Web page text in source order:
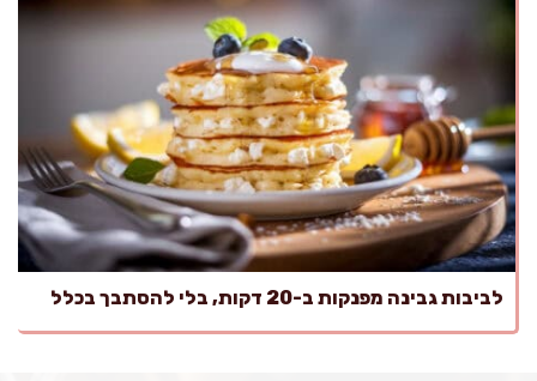
לביבות גבינה מפנקות ב-20 דקות, בלי להסתבך בכלל